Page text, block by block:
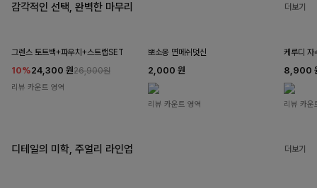
감각적인 선택, 완벽한 마무리 더보기
그렌스 토트백+파우치+스트랩SET
10%24,300 원26,900원
리뷰 카운트 영역
뽀소옹 면메쉬덧신
2,000 원
리뷰 카운트 영역
케루디 자
8,900
리뷰 카운
디테일의 미학, 주얼리 라인업 더보기